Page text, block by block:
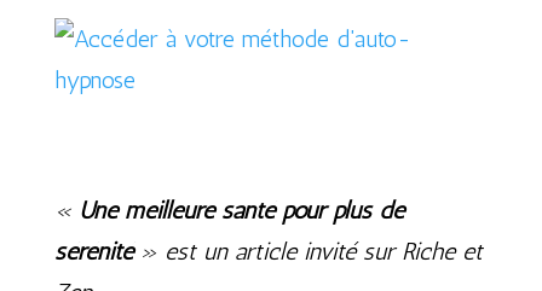
« Une meilleure santé pour plus de
sérénité» est un article invité sur Riche et